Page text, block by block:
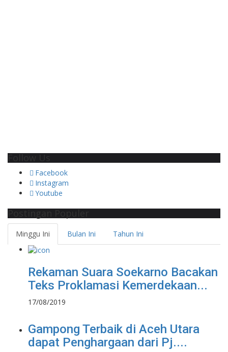
Facebook
Instagram
Youtube
Minggu Ini Bulan Ini Tahun Ini
Rekaman Suara Soekarno Bacakan
Teks Proklamasi Kemerdekaan...
17/08/2019
Gampong Terbaik di Aceh Utara
dapat Penghargaan dari Pj....